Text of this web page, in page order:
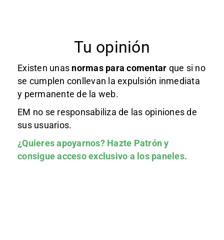
Tu opinión
Existen unas normas para comentar que si no
se cumplen conllevan la expulsión inmediata
y permanente de la web.
EM no se responsabiliza de las opiniones de
sus usuarios.
¿Quieres apoyarnos? Hazte Patróny
consigue acceso exclusivo a los paneles.